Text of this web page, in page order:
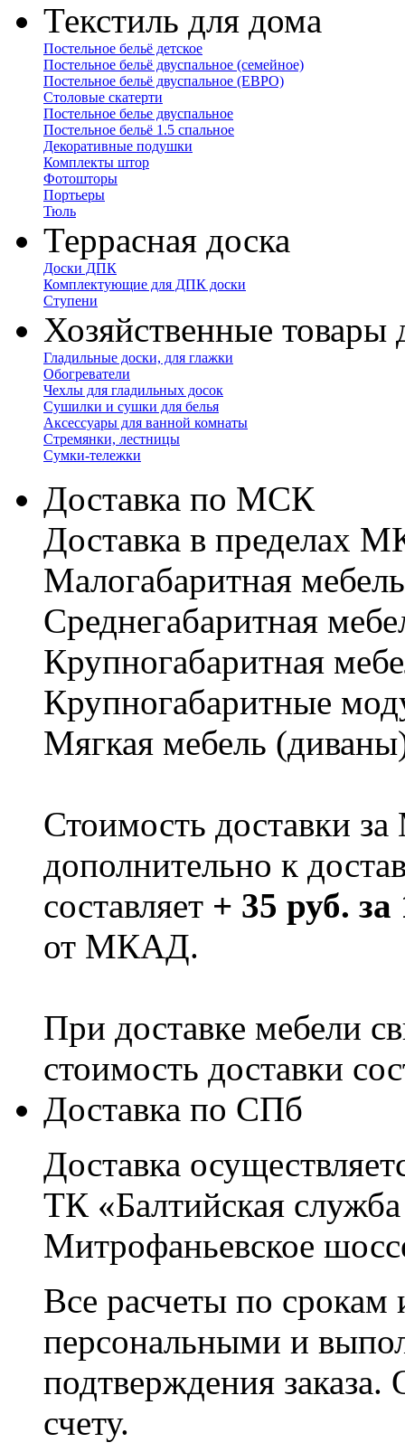
Текстиль для дома
Постельное бельё детское
Постельное бельё двуспальное (семейное)
Постельное бельё двуспальное (ЕВРО)
Столовые скатерти
Постельное белье двуспальное
Постельное бельё 1.5 спальное
Декоративные подушки
Комплекты штор
Фотошторы
Портьеры
Тюль
Террасная доска
Доски ДПК
Комплектующие для ДПК доски
Ступени
Хозяйственные товары
Гладильные доски, для глажки
Обогреватели
Чехлы для гладильных досок
Сушилки и сушки для белья
Аксессуары для ванной комнаты
Стремянки, лестницы
Сумки-тележки
Доставка по МСК
Доставка в пределах
Малогабаритная
Cреднегабаритная
Крупногабаритная
Крупногабаритные
Мягкая мебель
Стоимость доставки
дополнительно к
составляет + 35 руб.
от МКАД.
При доставке мебели
стоимость доставки
Доставка по СПб
Доставка
ТК «Балтийская
Митрофаньевское
Все расчеты по срокам
персональными и
подтверждения заказа.
счету.